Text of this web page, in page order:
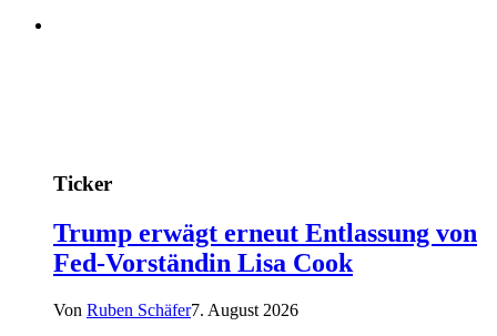
Ticker
Trump erwägt erneut Entlassung von
Fed-Vorständin Lisa Cook
Von Ruben Schäfer7. August 2026